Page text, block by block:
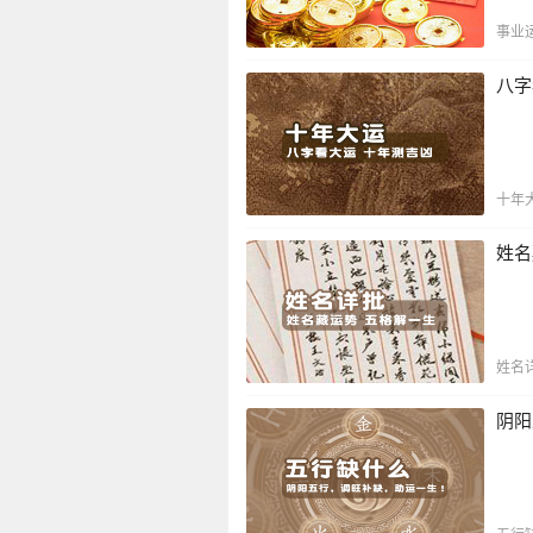
事业
八
十年
姓
姓名
阴